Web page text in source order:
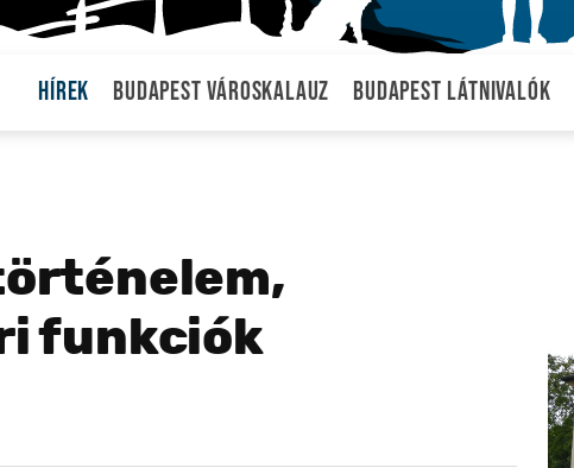
Hírek Budapest városkalauz Budapest látnivalók
funkciók